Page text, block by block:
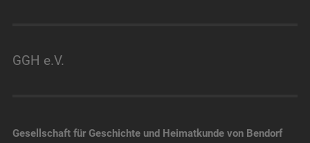
GGH e.V.
Gesellschaft für Geschichte und Heimatkunde von Bendorf